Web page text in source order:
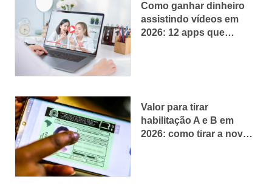
Como ganhar dinheiro
assistindo vídeos em
2026: 12 apps que
Valor para tirar
habilitação A e B em
2026: como tirar a nova